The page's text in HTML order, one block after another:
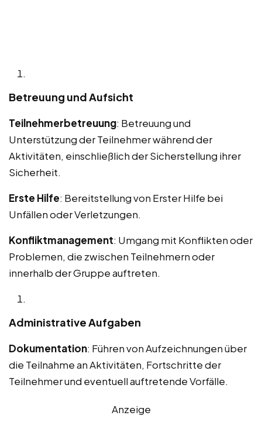
Betreuung und Aufsicht
Teilnehmerbetreuung: Betreuung und
Unterstützung der Teilnehmer während der
Aktivitäten, einschließlich der Sicherstellung ihrer
Sicherheit.
Erste Hilfe: Bereitstellung von Erster Hilfe bei
Unfällen oder Verletzungen.
Konfliktmanagement: Umgang mit Konflikten oder
Problemen, die zwischen Teilnehmern oder
innerhalb der Gruppe auftreten.
Administrative Aufgaben
Dokumentation: Führen von Aufzeichnungen über
die Teilnahme an Aktivitäten, Fortschritte der
Teilnehmer und eventuell auftretende Vorfälle.
Anzeige